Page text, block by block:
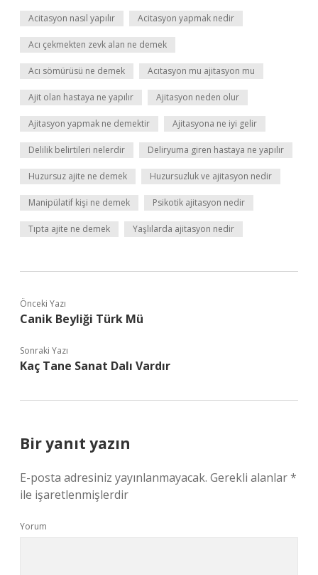
Acitasyon nasıl yapılır Acitasyon yapmak nedir
Acı çekmekten zevk alan ne demek
Acı sömürüsü ne demek Acıtasyon mu ajitasyon mu
Ajit olan hastaya ne yapılır Ajitasyon neden olur
Ajitasyon yapmak ne demektir Ajitasyona ne iyi gelir
Delilik belirtileri nelerdir Deliryuma giren hastaya ne yapılır
Huzursuz ajite ne demek Huzursuzluk ve ajitasyon nedir
Manipülatif kişi ne demek Psikotik ajitasyon nedir
Tıpta ajite ne demek Yaşlılarda ajitasyon nedir
Önceki Yazı
Canik Beyliği Türk Mü
Sonraki Yazı
Kaç Tane Sanat Dalı Vardır
Bir yanıt yazın
E-posta adresiniz yayınlanmayacak. Gerekli alanlar*
ile işaretlenmişlerdir
Yorum